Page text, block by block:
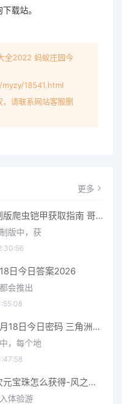
载站。
全2022 蚂蚁庄园今
18541.html
请联系网站客服删
更多
哥特王朝重制版爬虫铠甲获取指南 哥特王朝重制版爬虫铠甲获取方法
版中，获
日今日答案2026
会推出
三角洲行动6月18日今日密码 三角洲行动2026年6月18今日摩斯密码分享
，每个地
风之国世界次元宝珠怎么获得-风之国世界次元宝珠获取方法介绍
体验游